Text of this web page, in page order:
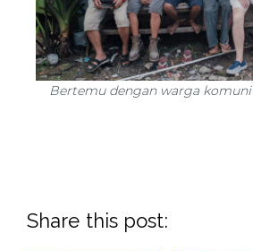
Bertemu dengan warga
Share this post: